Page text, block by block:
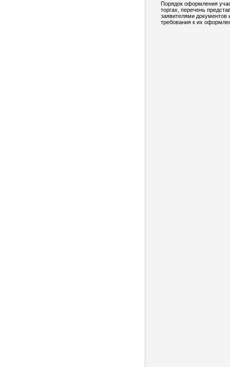
Порядок оформления
торгах, перечень
заявителями документов
требования к их